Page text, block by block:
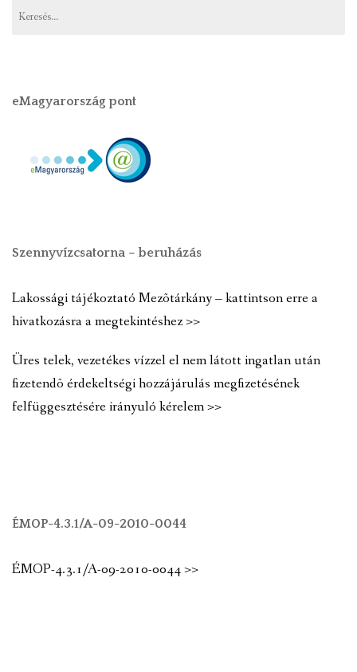
eMagyarország pont
Szennyvízcsatorna – beruházás
Lakossági tájékoztató Mezõtárkány – kattintson erre a
hivatkozásra a megtekintéshez >>
Üres telek, vezetékes vízzel el nem látott ingatlan után
fizetendõ érdekeltségi hozzájárulás megfizetésének
felfüggesztésére irányuló kérelem >>
ÉMOP-4.3.1/A-09-2010-0044
ÉMOP-4.3.1/A-09-2010-0044 >>